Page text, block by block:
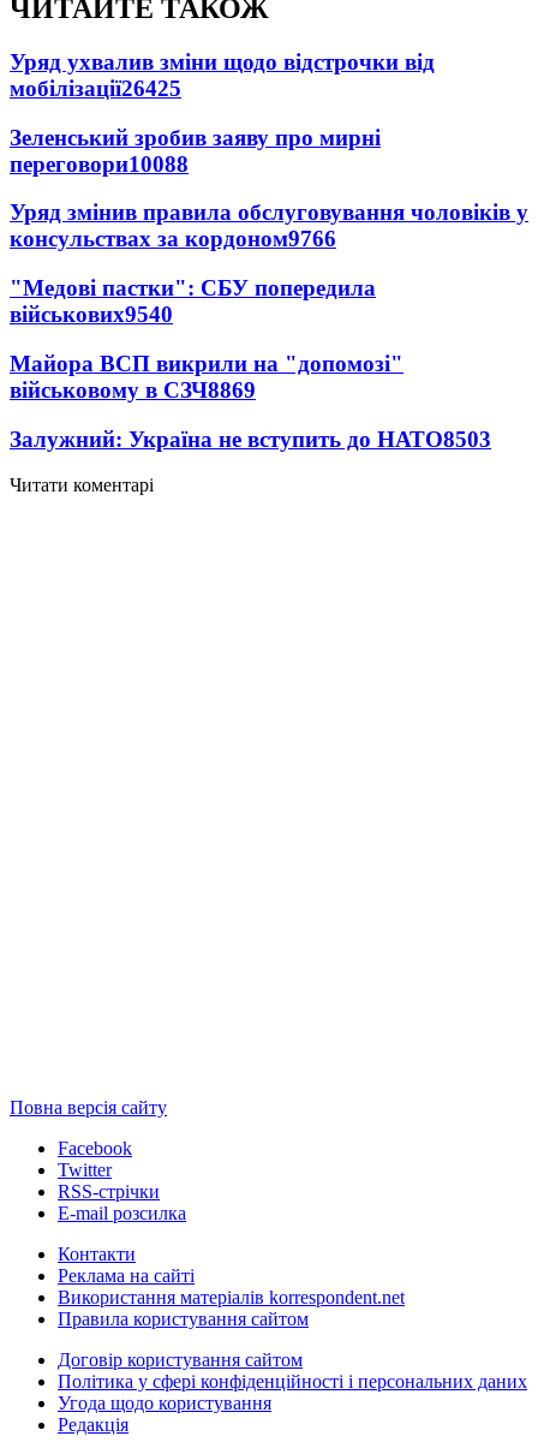
ЧИТАЙТЕ ТАКОЖ
Уряд ухвалив зміни щодо відстрочки від
мобілізації26425
Зеленський зробив заяву про мирні
переговори10088
Уряд змінив правила обслуговування чоловіків у
консульствах за кордоном9766
"Медові пастки": СБУ попередила
військових9540
Майора ВСП викрили на "допомозі"
військовому в СЗЧ8869
Залужний: Україна не вступить до НАТО8503
Читати коментарі
Повна версія сайту
Facebook
Twitter
RSS-стрічки
E-mail розсилка
Контакти
Реклама на сайті
Використання матеріалів korrespondent.net
Правила користування сайтом
Договір користування сайтом
Політика у сфері конфіденційності і персональних даних
Угода щодо користування
Редакція